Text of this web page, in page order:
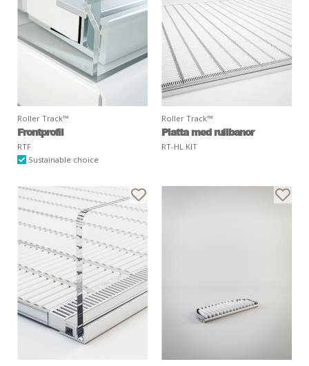
Roller Track™
Frontprofil
RTF
Sustainable choice
Roller Track™
Platta med rullbanor
RT-HL KIT